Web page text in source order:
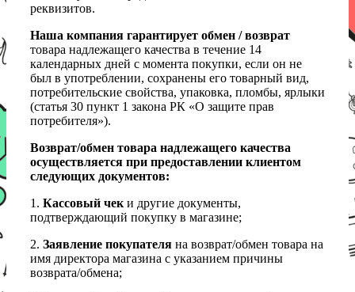
реквизитов.
Наша компания гарантирует обмен / возврат
товара надлежащего качества в течение 14
календарных дней с момента покупки, если он не
был в употреблении, сохранены его товарный вид,
потребительские свойства, упаковка, пломбы, ярлыки
(статья 30 пункт 1 закона РК «О защите прав
потребителя»).
Возврат/обмен товара надлежащего качества
осуществляется при предоставлении клиентом
следующих документов:
1. Кассовый чеки другие документы,
подтверждающий покупку в магазине;
2. Заявление покупателя на возврат/обмен товара на
имя директора магазина с указанием причины
возврата/обмена;